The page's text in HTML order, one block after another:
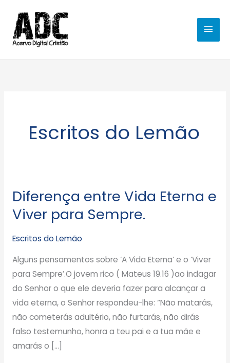
para
conteúdo
Escritos do Lemão
Diferença entre Vida Eterna e
Viver para Sempre.
Escritos do Lemão
Alguns pensamentos sobre ‘A Vida Eterna’ e o ‘Viver
para Sempre’.O jovem rico ( Mateus 19.16 )ao indagar
do Senhor o que ele deveria fazer para alcançar a
vida eterna, o Senhor respondeu-lhe: “Não matarás,
não cometerás adultério, não furtarás, não dirás
falso testemunho, honra a teu pai e a tua mãe e
amarás o […]
Diferença
entre
Vida
Eterna
Viver
para
Sempre.